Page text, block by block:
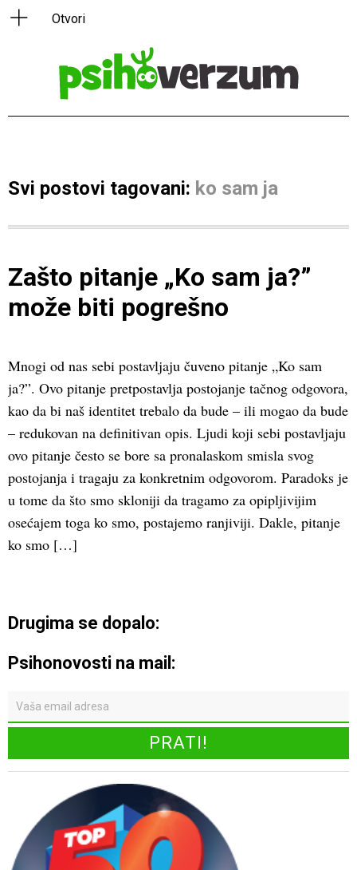
Svi postovi tagovani: ko sam ja
Zašto pitanje „Ko sam ja?”
može biti pogrešno
Mnogi od nas sebi postavljaju čuveno pitanje „Ko sam
ja?”. Ovo pitanje pretpostavlja postojanje tačnog odgovora,
kao da bi naš identitet trebalo da bude – ili mogao da bude
– redukovan na definitivan opis. Ljudi koji sebi postavljaju
ovo pitanje često se bore sa pronalaskom smisla svog
postojanja i tragaju za konkretnim odgovorom. Paradoks je
u tome da što smo skloniji da tragamo za opipljivijim
osećajem toga ko smo, postajemo ranjiviji. Dakle, pitanje
ko smo […]
Drugima se dopalo:
Psihonovosti na mail: